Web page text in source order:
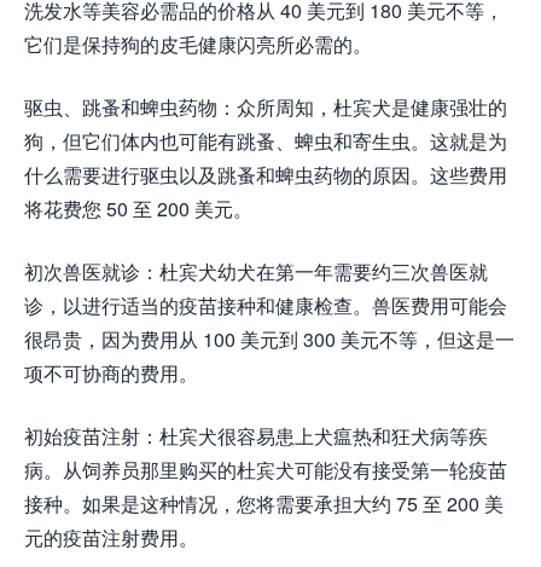
洗发水等美容必需品的价格从 40 美元到 180 美元不等，
它们是保持狗的皮毛健康闪亮所必需的。
驱虫、跳蚤和蜱虫药物：众所周知，杜宾犬是健康强壮的
狗，但它们体内也可能有跳蚤、蜱虫和寄生虫。这就是为
什么需要进行驱虫以及跳蚤和蜱虫药物的原因。这些费用
将花费您 50 至 200 美元。
初次兽医就诊：杜宾犬幼犬在第一年需要约三次兽医就
诊，以进行适当的疫苗接种和健康检查。兽医费用可能会
很昂贵，因为费用从 100 美元到 300 美元不等，但这是一
项不可协商的费用。
初始疫苗注射：杜宾犬很容易患上犬瘟热和狂犬病等疾
病。从饲养员那里购买的杜宾犬可能没有接受第一轮疫苗
接种。如果是这种情况，您将需要承担大约 75 至 200 美
元的疫苗注射费用。